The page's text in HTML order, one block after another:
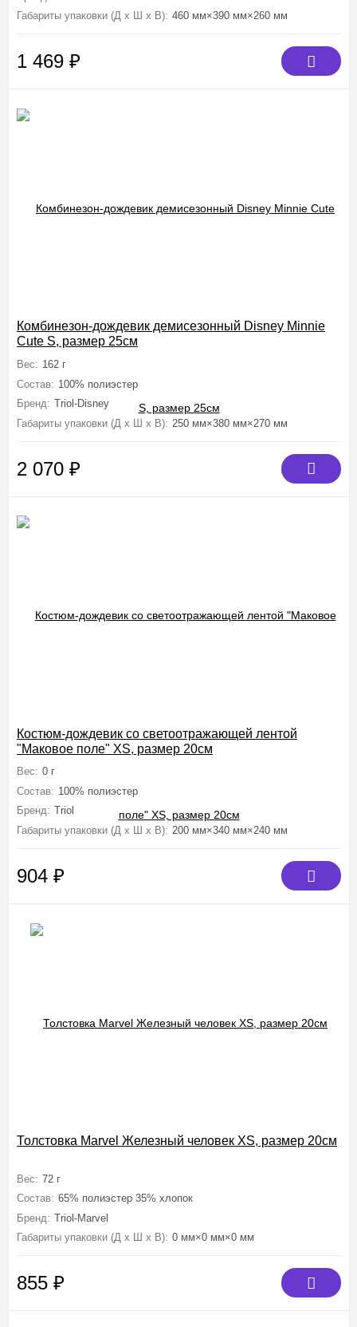
Габариты упаковки (Д х Ш х В): 460 мм×390 мм×260 мм
1 469 ₽
Комбинезон-дождевик демисезонный Disney Minnie
Cute S, размер 25см
Вес: 162 г
Состав: 100% полиэстер
Бренд: Triol-Disney
Габариты упаковки (Д х Ш х В): 250 мм×380 мм×270 мм
2 070 ₽
Костюм-дождевик со светоотражающей лентой
"Маковое поле" XS, размер 20см
Вес: 0 г
Состав: 100% полиэстер
Бренд: Triol
Габариты упаковки (Д х Ш х В): 200 мм×340 мм×240 мм
904 ₽
Толстовка Marvel Железный человек XS, размер 20см
Вес: 72 г
Состав: 65% полиэстер 35% хлопок
Бренд: Triol-Marvel
Габариты упаковки (Д х Ш х В): 0 мм×0 мм×0 мм
855 ₽